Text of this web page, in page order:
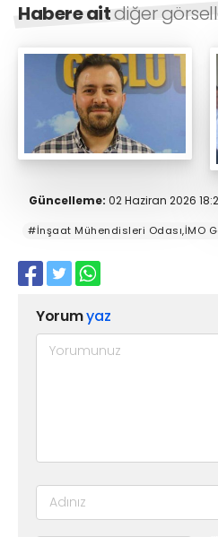
Habere aitdiğer
Güncelleme: 02 Haziran 2026
#İnşaat Mühendisleri Odası,İMO
Yorumyaz